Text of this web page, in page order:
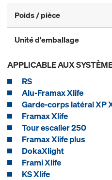
Poids / pièce
Unité d'emballage
APPLICABLE AUX
RS
Alu-Framax Xlife
Garde-corps latéral XP
Framax Xlife
Tour escalier 250
Framax Xlife plus
DokaXlight
Frami Xlife
KS Xlife